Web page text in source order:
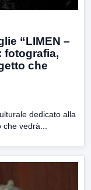
“LIMEN –
fotografia,
che
dedicato alla
vedrà...